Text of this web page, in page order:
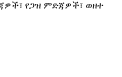
የጋዝ ምድጃዎች፣ ወዘተ